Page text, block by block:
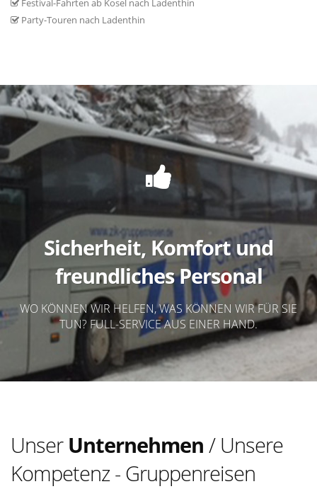
Festival-Fahrten ab Kosel nach Ladenthin
Party-Touren nach Ladenthin
Sicherheit, Komfort und
freundliches Personal
WO KÖNNEN WIR HELFEN, WAS KÖNNEN WIR FÜR SIE
TUN? FULL-SERVICE AUS EINER HAND.
Unser Unternehmen / Unsere
Kompetenz - Gruppenreisen